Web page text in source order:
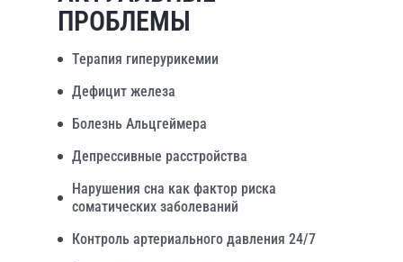
ПРОБЛЕМЫ
Терапия гиперурикемии
Дефицит железа
Болезнь Альцгеймера
Депрессивные расстройства
Нарушения сна как фактор риска
соматических заболеваний
Контроль артериального давления 24/7